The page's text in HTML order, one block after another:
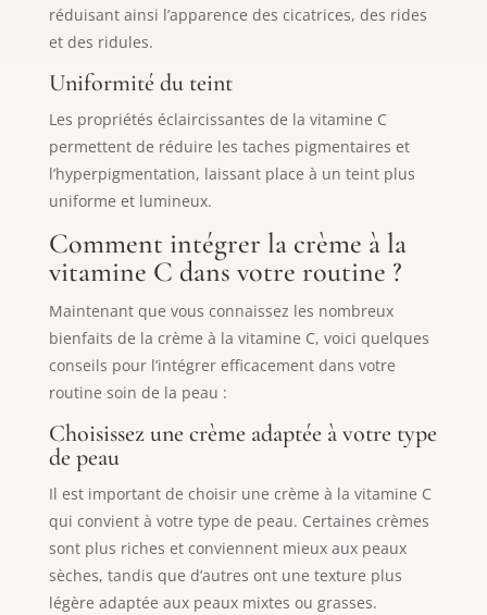
réduisant ainsi l’apparence des cicatrices, des rides
et des ridules.
Uniformité du teint
Les propriétés éclaircissantes de la vitamine C
permettent de réduire les taches pigmentaires et
l’hyperpigmentation, laissant place à un teint plus
uniforme et lumineux.
Comment intégrer la crème à la
vitamine C dans votre routine ?
Maintenant que vous connaissez les nombreux
bienfaits de la crème à la vitamine C, voici quelques
conseils pour l’intégrer efficacement dans votre
routine soin de la peau :
Choisissez une crème adaptée à votre type
de peau
Il est important de choisir une crème à la vitamine C
qui convient à votre type de peau. Certaines crèmes
sont plus riches et conviennent mieux aux peaux
sèches, tandis que d’autres ont une texture plus
légère adaptée aux peaux mixtes ou grasses.